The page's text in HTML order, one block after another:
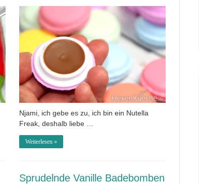
Njami, ich gebe es zu, ich bin ein Nutella
Freak, deshalb liebe …
Weiterlesen »
Sprudelnde Vanille Badebomben